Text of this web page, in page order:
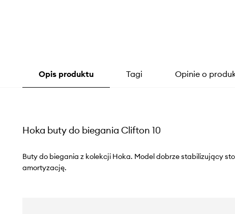
Opis produktu Tagi Opinie o
Hoka buty do biegania Clifton 10
Buty do biegania z kolekcji Hoka. Model dobrze stabilizujący
amortyzację.